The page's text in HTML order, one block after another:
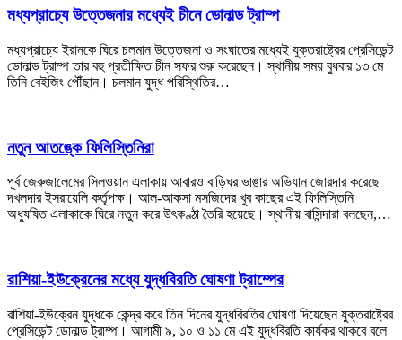
মধ্যপ্রাচ্যে উত্তেজনার মধ্যেই চীনে ডোনাল্ড ট্রাম্প
মধ্যপ্রাচ্যে ইরানকে ঘিরে চলমান উত্তেজনা ও সংঘাতের মধ্যেই যুক্তরাষ্ট্রের প্রেসিডেন্ট
ডোনাল্ড ট্রাম্প তার বহু প্রতীক্ষিত চীন সফর শুরু করেছেন। স্থানীয় সময় বুধবার ১৩ মে
তিনি বেইজিং পৌঁছান। চলমান যুদ্ধ পরিস্থিতির…
নতুন আতঙ্কে ফিলিস্তিনিরা
পূর্ব জেরুজালেমের সিলওয়ান এলাকায় আবারও বাড়িঘর ভাঙার অভিযান জোরদার করেছে
দখলদার ইসরায়েলি কর্তৃপক্ষ। আল-আকসা মসজিদের খুব কাছের এই ফিলিস্তিনি
অধ্যুষিত এলাকাকে ঘিরে নতুন করে উৎকণ্ঠা তৈরি হয়েছে। স্থানীয় বাসিন্দারা বলছেন,…
রাশিয়া-ইউক্রেনের মধ্যে যুদ্ধবিরতি ঘোষণা ট্রাম্পের
রাশিয়া-ইউক্রেন যুদ্ধকে কেন্দ্র করে তিন দিনের যুদ্ধবিরতির ঘোষণা দিয়েছেন যুক্তরাষ্ট্রের
প্রেসিডেন্ট ডোনাল্ড ট্রাম্প। আগামী ৯, ১০ ও ১১ মে এই যুদ্ধবিরতি কার্যকর থাকবে বলে